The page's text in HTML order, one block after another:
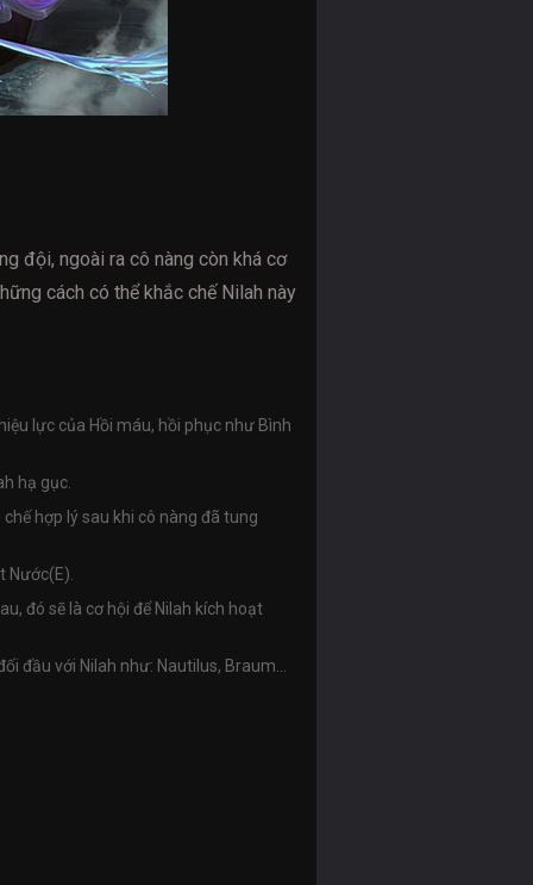
đội, ngoài ra cô nàng còn khá cơ
cách có thể khắc chế Nilah này
lực của Hồi máu, hồi phục như Bình
hạ gục.
hợp lý sau khi cô nàng đã tung
Nước(E).
đó sẽ là cơ hội để Nilah kích hoạt
đầu với Nilah như: Nautilus, Braum...